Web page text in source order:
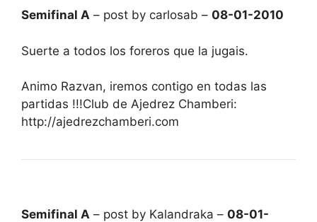
Semifinal A – post by carlosab – 08-01-2010
Suerte a todos los foreros que la jugais.
Animo Razvan, iremos contigo en todas las
partidas !!!Club de Ajedrez Chamberi:
http://ajedrezchamberi.com
Semifinal A – post by Kalandraka – 08-01-